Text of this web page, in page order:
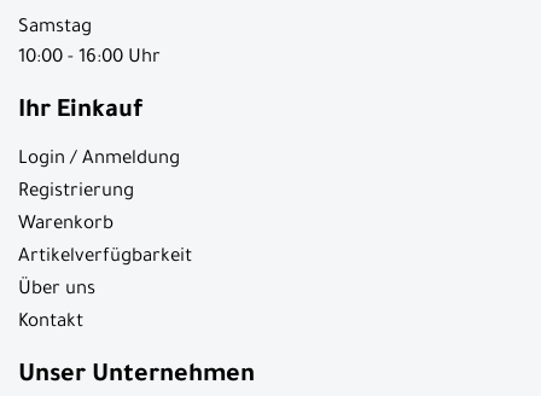
Samstag
10:00 - 16:00 Uhr
Ihr Einkauf
Login / Anmeldung
Registrierung
Warenkorb
Artikelverfügbarkeit
Über uns
Kontakt
Unser Unternehmen